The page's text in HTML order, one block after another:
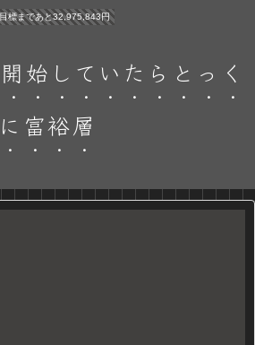
目標まであと32,975,843円
始していたらとっく
に富裕層